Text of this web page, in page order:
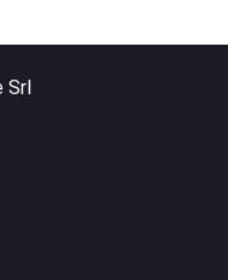
Srl